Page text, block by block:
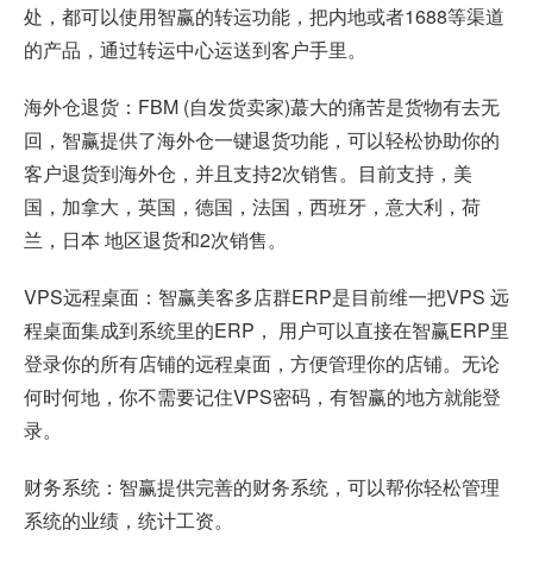
处，都可以使用智赢的转运功能，把内地或者1688等渠道
的产品，通过转运中心运送到客户手里。
海外仓退货：FBM (自发货卖家)蕞大的痛苦是货物有去无
回，智赢提供了海外仓一键退货功能，可以轻松协助你的
客户退货到海外仓，并且支持2次销售。目前支持，美
国，加拿大，英国，德国，法国，西班牙，意大利，荷
兰，日本 地区退货和2次销售。
VPS远程桌面：智赢美客多店群ERP是目前维一把VPS 远
程桌面集成到系统里的ERP， 用户可以直接在智赢ERP里
登录你的所有店铺的远程桌面，方便管理你的店铺。无论
何时何地，你不需要记住VPS密码，有智赢的地方就能登
录。
财务系统：智赢提供完善的财务系统，可以帮你轻松管理
系统的业绩，统计工资。